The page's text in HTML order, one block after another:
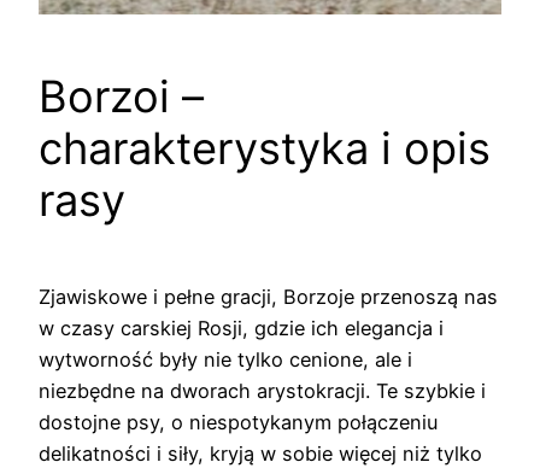
Borzoi –
charakterystyka i opis
rasy
Zjawiskowe i pełne gracji, Borzoje przenoszą nas
w czasy carskiej Rosji, gdzie ich elegancja i
wytworność były nie tylko cenione, ale i
niezbędne na dworach arystokracji. Te szybkie i
dostojne psy, o niespotykanym połączeniu
delikatności i siły, kryją w sobie więcej niż tylko